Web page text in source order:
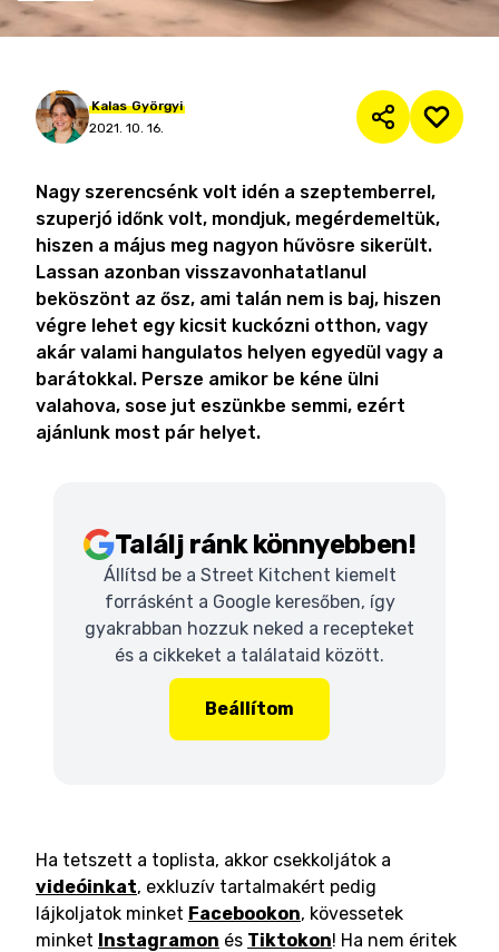
Kalas Györgyi
2021. 10. 16.
Nagy szerencsénk volt idén a szeptemberrel,
szuperjó időnk volt, mondjuk, megérdemeltük,
hiszen a május meg nagyon hűvösre sikerült.
Lassan azonban visszavonhatatlanul
beköszönt az ősz, ami talán nem is baj, hiszen
végre lehet egy kicsit kuckózni otthon, vagy
akár valami hangulatos helyen egyedül vagy a
barátokkal. Persze amikor be kéne ülni
valahova, sose jut eszünkbe semmi, ezért
ajánlunk most pár helyet.
Találj ránk könnyebben!
Állítsd be a Street Kitchent kiemelt
forrásként a Google keresőben, így
gyakrabban hozzuk neked a recepteket
és a cikkeket a találataid között.
Beállítom
Ha tetszett a toplista, akkor csekkoljátok a
videóinkat, exkluzív tartalmakért pedig
lájkoljatok minket Facebookon, kövessetek
minket Instagramon és Tiktokon! Ha nem éritek